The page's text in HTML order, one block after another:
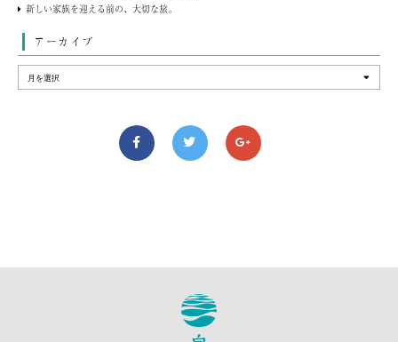
新しい家族を迎える前の、大切な旅。
アーカイブ